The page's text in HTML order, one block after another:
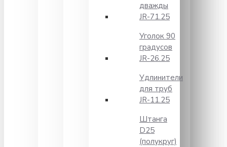
дважды
JR-71.25
Уголок 90
градусов
JR-26.25
Удлинители
для труб
JR-11.25
Штанга
D25
(полукруг)